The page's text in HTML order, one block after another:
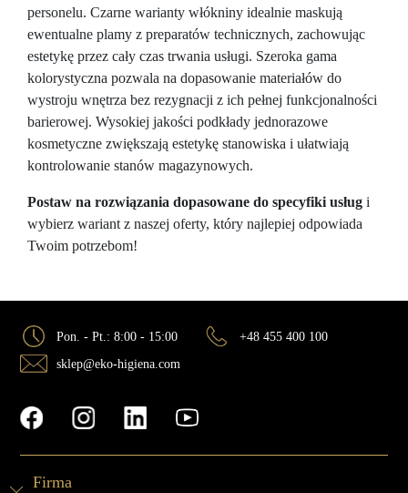
personelu. Czarne warianty włókniny idealnie maskują
ewentualne plamy z preparatów technicznych, zachowując
estetykę przez cały czas trwania usługi. Szeroka gama
kolorystyczna pozwala na dopasowanie materiałów do
wystroju wnętrza bez rezygnacji z ich pełnej funkcjonalności
barierowej. Wysokiej jakości podkłady jednorazowe
kosmetyczne zwiększają estetykę stanowiska i ułatwiają
kontrolowanie stanów magazynowych.
Postaw na rozwiązania dopasowane do specyfiki usług i
wybierz wariant z naszej oferty, który najlepiej odpowiada
Twoim potrzebom!
Pon. - Pt.: 8:00 - 15:00
+48 455 400 100
sklep@eko-higiena.com
Firma